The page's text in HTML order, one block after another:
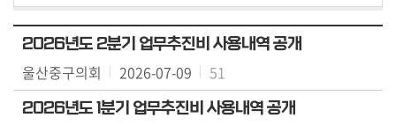
의
원
광
장
2026년도 2분기 업무추진비 사용내역 공개
울산중구의회 2026-07-09 51
2026년도 1분기 업무추진비 사용내역 공개